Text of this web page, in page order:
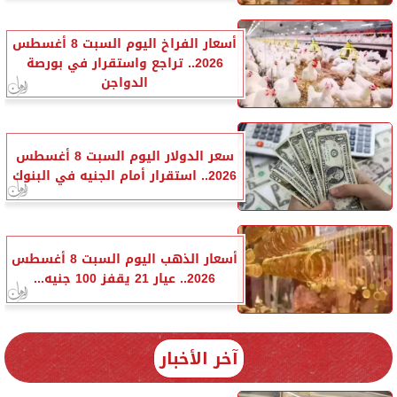
أسعار الفراخ اليوم السبت 8 أغسطس
2026.. تراجع واستقرار في بورصة
الدواجن
سعر الدولار اليوم السبت 8 أغسطس
2026.. استقرار أمام الجنيه في البنوك
أسعار الذهب اليوم السبت 8 أغسطس
2026.. عيار 21 يقفز 100 جنيه...
آخر الأخبار